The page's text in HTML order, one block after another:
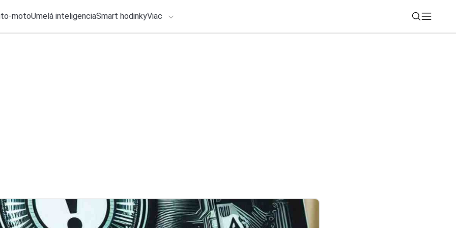
motoUmelá inteligenciaSmart hodinkyViac